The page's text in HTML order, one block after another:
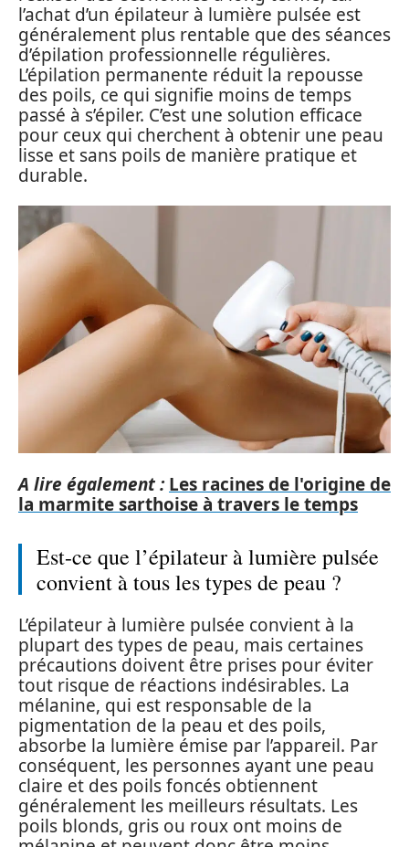
l’achat d’un épilateur à lumière pulsée est
généralement plus rentable que des séances
d’épilation professionnelle régulières.
L’épilation permanente réduit la repousse
des poils, ce qui signifie moins de temps
passé à s’épiler. C’est une solution efficace
pour ceux qui cherchent à obtenir une peau
lisse et sans poils de manière pratique et
durable.
A lire également : Les racines de l'origine de
la marmite sarthoise à travers le temps
Est-ce que l’épilateur à lumière pulsée
convient à tous les types de peau ?
L’épilateur à lumière pulsée convient à la
plupart des types de peau, mais certaines
précautions doivent être prises pour éviter
tout risque de réactions indésirables. La
mélanine, qui est responsable de la
pigmentation de la peau et des poils,
absorbe la lumière émise par l’appareil. Par
conséquent, les personnes ayant une peau
claire et des poils foncés obtiennent
généralement les meilleurs résultats. Les
poils blonds, gris ou roux ont moins de